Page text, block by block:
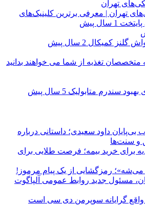
تهران | معرفی برترین کلینیک‌های
1 سال پیش
گلنز کمیکال 2 سال پیش
متخصصان تغذیه از شما می خواهند بدانید
بهبود سندرم متابولیک 5 سال پیش
داود سعیدی؛ داستانی درباره
و سنت‌ها
برای خرید بیمه؛ فرصت طلایی برای
رمزگشایی از یک پیام مرموز!
مسئول جدید روابط عمومی آلپاگوت
واقع گرایانه سوپرمن دی سی است